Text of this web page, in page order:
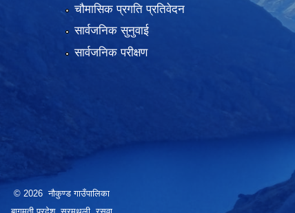
चौमासिक प्रगति प्रतिवेदन
सार्वजनिक सुनुवाई
सार्वजनिक परीक्षण
© 2026 नौकुण्ड गाउँपालिका